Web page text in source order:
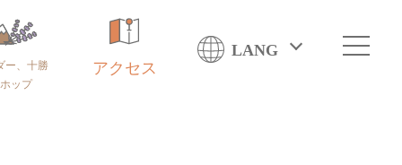
ー、十勝
ップ
アクセス
LANG